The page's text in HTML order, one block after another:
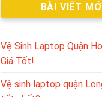
BÀI VIẾT
Vệ Sinh Laptop Quận
Giá Tốt!
Vệ sinh laptop quận